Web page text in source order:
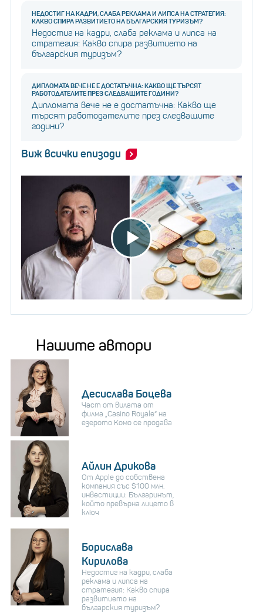
НЕДОСТИГ НА КАДРИ, СЛАБА РЕКЛАМА И ЛИПСА НА СТРАТЕГИЯ:
КАКВО СПИРА РАЗВИТИЕТО НА БЪЛГАРСКИЯ ТУРИЗЪМ?
Недостиг на кадри, слаба реклама и липса на
стратегия: Какво спира развитието на
българския туризъм?
ДИПЛОМАТА ВЕЧЕ НЕ Е ДОСТАТЪЧНА: КАКВО ЩЕ ТЪРСЯТ
РАБОТОДАТЕЛИТЕ ПРЕЗ СЛЕДВАЩИТЕ ГОДИНИ?
Дипломата вече не е достатъчна: Какво ще
търсят работодателите през следващите
години?
Виж всички епизоди
Нашите автори
Десислава Боцева
Част от вилата от
филма „Casino Royale“ на
езерото Комо се продава
Айлин Дрикова
От Apple до собствена
компания със $100 млн.
инвестиции: Българинът,
който превърна лицето в
ключ
Борислава
Кирилова
Недостиг на кадри, слаба
реклама и липса на
стратегия: Какво спира
развитието на
българския туризъм?